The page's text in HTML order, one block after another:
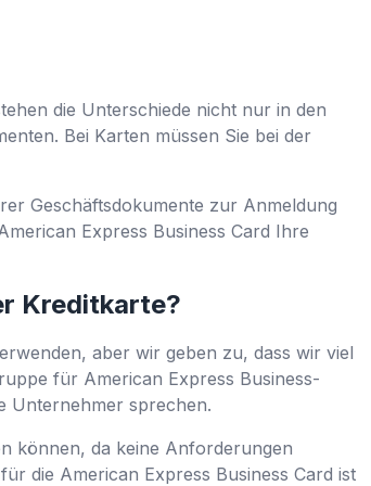
die Unterschiede nicht nur in den
Bei Karten müssen Sie bei der
Geschäftsdokumente zur Anmeldung
Express Business Card Ihre
Kreditkarte?
aber wir geben zu, dass wir viel
für American Express Business-
Unternehmer sprechen.
können, da keine Anforderungen
die American Express Business Card ist